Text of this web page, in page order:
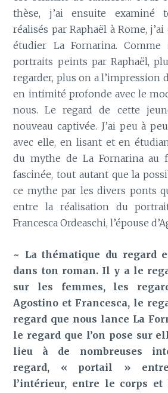
thèse, j’ai ensuite examiné
réalisés par Raphaël à Rome,
étudier La Fornarina. Comme
portraits peints par Raphaël,
regarder, plus on a l’impression
en intimité profonde avec le
nous. Le regard de cette
nouveau captivée. J’ai peu à
avec elle, en lisant et en
du mythe de La Fornarina au
fascinée, tout autant que la
ce mythe par les divers ponts
entre la réalisation du
Francesca Ordeaschi, l’épouse
~ La thématique du regard
dans ton roman. Il y a le
sur les femmes, les
Agostino et Francesca, le
regard que nous lance La
le regard que l’on pose sur
lieu à de nombreuses
regard, « portail »
l’intérieur, entre le corps et